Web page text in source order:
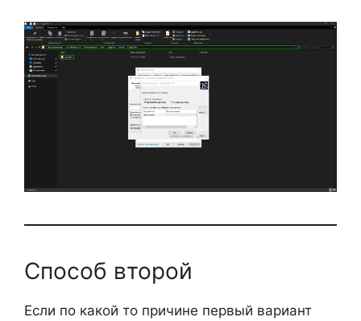
Способ второй
Если по какой то причине первый вариант